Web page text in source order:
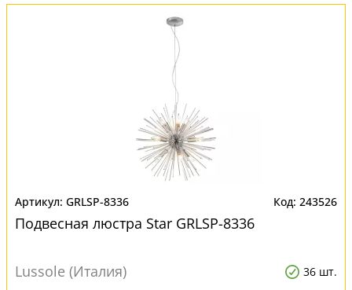
GRLSP-8336 243526
Подвесная люстра Star GRLSP-8336
Lussole (Италия) 36 шт.